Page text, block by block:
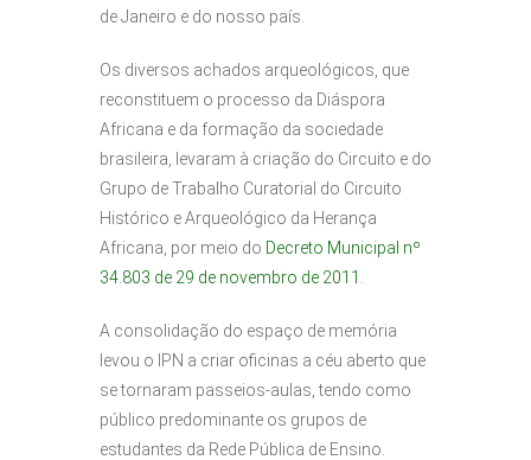
de Janeiro e do nosso país.
Os diversos achados arqueológicos, que
reconstituem o processo da Diáspora
Africana e da formação da sociedade
brasileira, levaram à criação do Circuito e do
Grupo de Trabalho Curatorial do Circuito
Histórico e Arqueológico da Herança
Africana, por meio do Decreto Municipal nº
34.803 de 29 de novembro de 2011
A consolidação do espaço de memória
levou o IPN a criar oficinas a céu aberto que
se tornaram passeios-aulas, tendo como
público predominante os grupos de
estudantes da Rede Pública de Ensino.